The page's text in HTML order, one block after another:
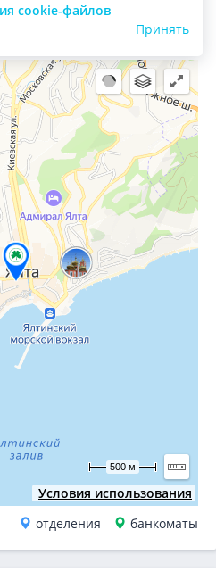
Условия использования
500 м
отделения банкоматы
cookie-файлов
Принять